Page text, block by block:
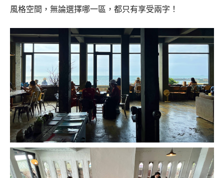
風格空間，無論選擇哪一區，都只有享受兩字！